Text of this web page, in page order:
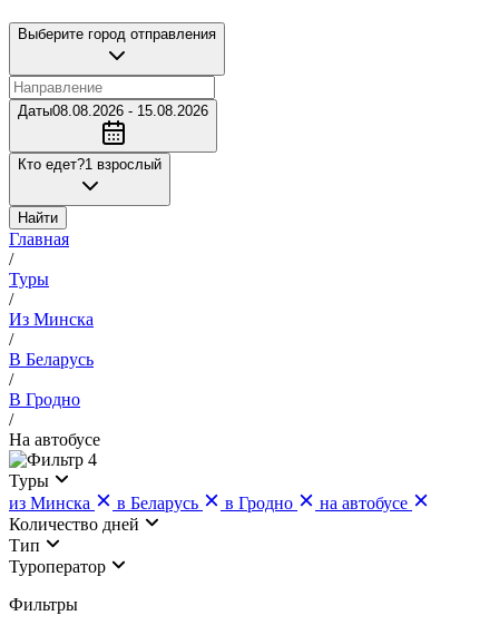
Выберите город отправления
Даты08.08.2026 - 15.08.2026
Кто едет?1 взрослый
Найти
Главная
/
Туры
/
Из Минска
/
В Беларусь
/
В Гродно
/
На автобусе
4
Туры
из Минска
в Беларусь в Гродно
на автобусе
Количество дней
Тип
Туроператор
Фильтры